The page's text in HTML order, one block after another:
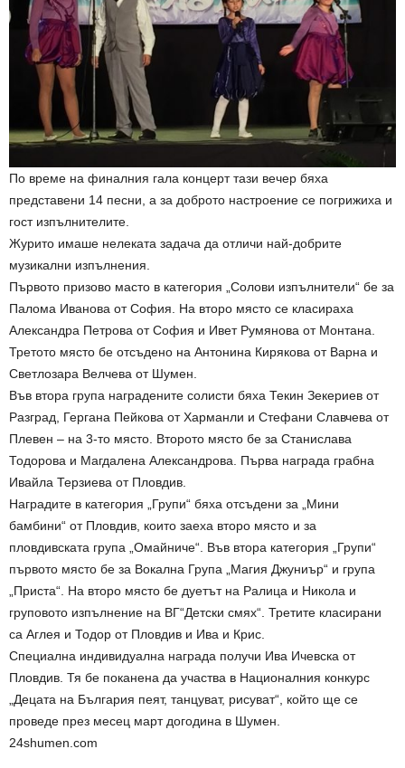
По време на финалния гала концерт тази вечер бяха
представени 14 песни, а за доброто настроение се погрижиха и
гост изпълнителите.
Журито имаше нелеката задача да отличи най-добрите
музикални изпълнения.
Първото призово масто в категория „Солови изпълнители“ бе за
Палома Иванова от София. На второ място се класираха
Александра Петрова от София и Ивет Румянова от Монтана.
Третото място бе отсъдено на Антонина Кирякова от Варна и
Светлозара Велчева от Шумен.
Във втора група наградените солисти бяха Текин Зекериев от
Разград, Гергана Пейкова от Харманли и Стефани Славчева от
Плевен – на 3-то място. Второто място бе за Станислава
Тодорова и Магдалена Александрова. Първа награда грабна
Ивайла Терзиева от Пловдив.
Наградите в категория „Групи“ бяха отсъдени за „Мини
бамбини“ от Пловдив, които заеха второ място и за
пловдивската група „Омайниче“. Във втора категория „Групи“
първото място бе за Вокална Група „Магия Джуниър“ и група
„Приста“. На второ място бе дуетът на Ралица и Никола и
груповото изпълнение на ВГ“Детски смях“. Третите класирани
са Аглея и Тодор от Пловдив и Ива и Крис.
Специална индивидуална награда получи Ива Ичевска от
Пловдив. Тя бе поканена да участва в Националния конкурс
„Децата на България пеят, танцуват, рисуват“, който ще се
проведе през месец март догодина в Шумен.
24shumen.com